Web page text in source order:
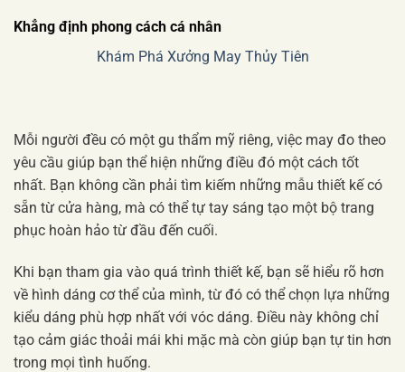
Khẳng định phong cách cá nhân
Khám Phá Xưởng May Thủy Tiên
Mỗi người đều có một gu thẩm mỹ riêng, việc may đo theo
yêu cầu giúp bạn thể hiện những điều đó một cách tốt
nhất. Bạn không cần phải tìm kiếm những mẫu thiết kế có
sẵn từ cửa hàng, mà có thể tự tay sáng tạo một bộ trang
phục hoàn hảo từ đầu đến cuối.
Khi bạn tham gia vào quá trình thiết kế, bạn sẽ hiểu rõ hơn
về hình dáng cơ thể của mình, từ đó có thể chọn lựa những
kiểu dáng phù hợp nhất với vóc dáng. Điều này không chỉ
tạo cảm giác thoải mái khi mặc mà còn giúp bạn tự tin hơn
trong mọi tình huống.